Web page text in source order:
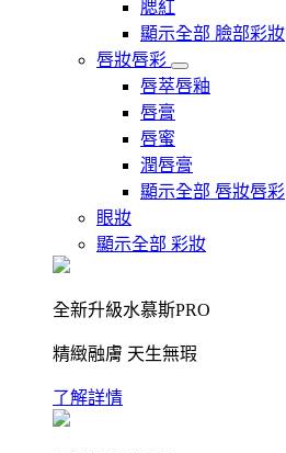
腮紅
顯示全部 臉部彩妝
唇妝唇彩
唇萃唇釉
唇膏
唇蜜
潤唇膏
顯示全部 唇妝唇彩
眼妝
顯示全部 彩妝
全新升級水慕斯PRO
精緻融膚 天生無瑕
了解詳情